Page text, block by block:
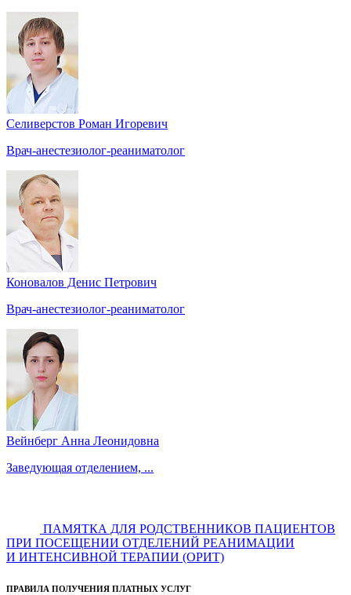
Селиверстов Роман Игоревич
Врач-анестезиолог-реаниматолог
Коновалов Денис Петрович
Врач-анестезиолог-реаниматолог
Вейнберг Анна Леонидовна
Заведующая отделением, ...
ПАМЯТКА ДЛЯ РОДСТВЕННИКОВ ПАЦИЕНТОВ
ПРИ ПОСЕЩЕНИИ ОТДЕЛЕНИЙ РЕАНИМАЦИИ
И ИНТЕНСИВНОЙ ТЕРАПИИ (ОРИТ)
ПРАВИЛА ПОЛУЧЕНИЯ ПЛАТНЫХ УСЛУГ